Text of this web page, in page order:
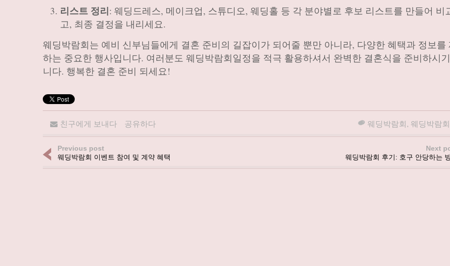
리스트 정리: 웨딩드레스, 메이크업, 스튜디오, 웨딩홀 등 각 분야별로 후보 리스트를 만들어 비
고, 최종 결정을 내리세요.
웨딩박람회는 예비 신부님들에게 결혼 준비의 길잡이가 되어줄 뿐만 아니라, 다양한 혜택과 정보를
하는 중요한 행사입니다. 여러분도 웨딩박람회일정을 적극 활용하셔서 완벽한 결혼식을 준비하시
니다. 행복한 결혼 준비 되세요!
친구에게 보내다 공유하다 웨딩박람회, 웨딩박람
Previous post
웨딩박람회 이벤트 참여 및 계약 혜택
Next
웨딩박람회 후기: 호구 안당하는